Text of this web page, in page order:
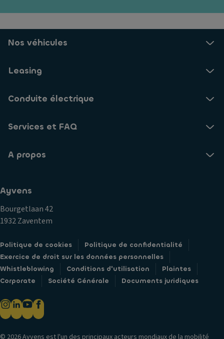
g
s
ri
a
x
t
u
C
n
d
m
n
a
ti
o
n
c
e
o
ur
t
e
d
a
st
o
n
e
e
n
t
ar
ni
p
a
ti
g
E
P
f
m
a
ti
n
v
er
si
n
Fi
Nos véhicules
Leasing
Conduite électrique
Services et FAQ
A propos
Ayvens
Bourgetlaan 42
1932 Zaventem
Politique de cookies
Politique de confidentialité
Exercice de droit sur les données personnelles
Whistleblowing
Conditions d'utilisation
Plaintes
Corporate
Société Générale Documents juridiques